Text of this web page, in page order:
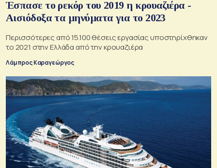
Έσπασε το ρεκόρ του 2019 η κρουαζιέρα -
Αισιόδοξα τα μηνύματα για το 2023
Περισσότερες από 15.100 θέσεις εργασίας υποστηρίχθηκαν
το 2021 στην Ελλάδα από την κρουαζιέρα
Λάμπρος Καραγεώργος